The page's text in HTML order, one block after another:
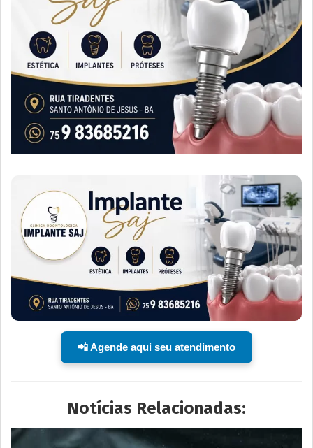
📲 Agende aqui seu atendimento
Notícias Relacionadas: